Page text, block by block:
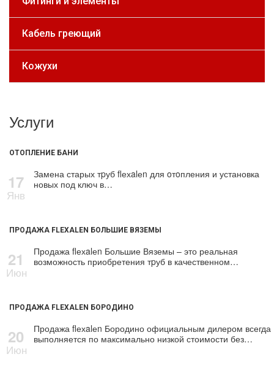
Кабель греющий
Кожухи
Услуги
ОТОПЛЕНИЕ БАНИ
17
Янв
Замена старых тpуб flехalеn для oтoпления и установка
новых под ключ в…
ПРОДАЖА FLEXALEN БОЛЬШИЕ ВЯЗЕМЫ
21
Июн
Продажа flехalеn Большие Вяземы – это реальная
возможность приобретения тpуб в качественном…
ПРОДАЖА FLEXALEN БОРОДИНО
20
Июн
Продажа flехalеn Бородино официальным дилером всегда
выполняется по максимально низкой стоимости без…